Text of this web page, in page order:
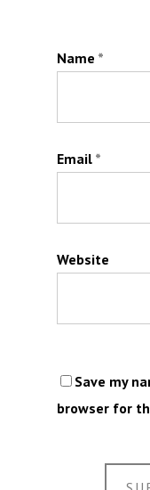
Name *
Email *
Website
Save my
browser for